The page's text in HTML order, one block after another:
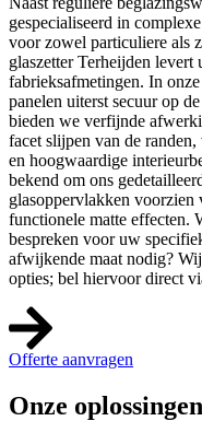
gespecialiseerd in
voor zowel particuliere als
glaszetter Terheijden levert
fabrieksafmetingen. In
panelen uiterst secuur op
bieden we verfijnde
facet slijpen van de
en hoogwaardige
bekend om ons
glasoppervlakken voorzien
functionele matte effecten.
bespreken voor uw
afwijkende maat nodig?
opties; bel hiervoor direct
Offerte aanvragen
Onze oplossingen